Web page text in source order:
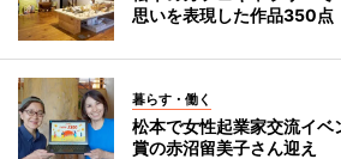
思いを表現した作品350点
暮らす・働く
松本で女性起業家交流イ
賞の赤沼留美子さん迎え